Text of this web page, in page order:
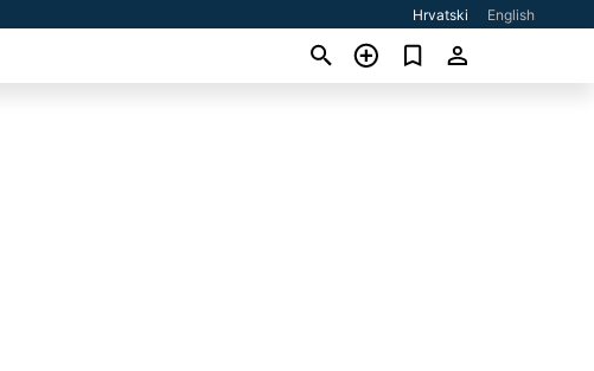
Hrvatski English